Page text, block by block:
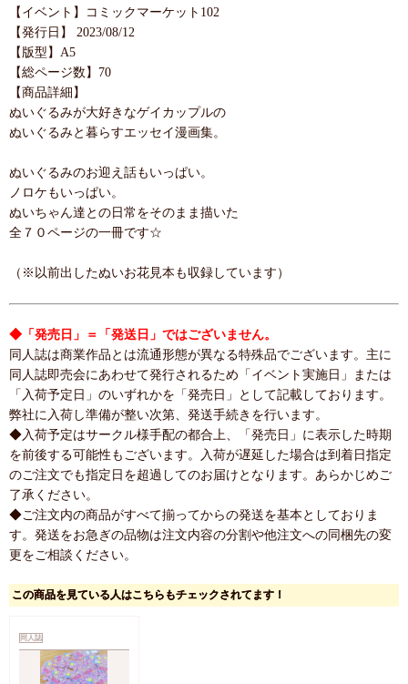
【イベント】コミックマーケット102
【発行日】 2023/08/12
【版型】A5
【総ページ数】70
【商品詳細】
ぬいぐるみが大好きなゲイカップルの
ぬいぐるみと暮らすエッセイ漫画集。
ぬいぐるみのお迎え話もいっぱい。
ノロケもいっぱい。
ぬいちゃん達との日常をそのまま描いた
全７０ページの一冊です☆
（※以前出したぬいお花見本も収録しています）
◆「発売日」＝「発送日」ではございません。
同人誌は商業作品とは流通形態が異なる特殊品でございます。主に
同人誌即売会にあわせて発行されるため「イベント実施日」または
「入荷予定日」のいずれかを「発売日」として記載しております。
弊社に入荷し準備が整い次第、発送手続きを行います。
◆入荷予定はサークル様手配の都合上、「発売日」に表示した時期
を前後する可能性もございます。入荷が遅延した場合は到着日指定
のご注文でも指定日を超過してのお届けとなります。あらかじめご
了承ください。
◆ご注文内の商品がすべて揃ってからの発送を基本としておりま
す。発送をお急ぎの品物は注文内容の分割や他注文への同梱先の変
更をご相談ください。
この商品を見ている人はこちらもチェックされてます！
同人誌